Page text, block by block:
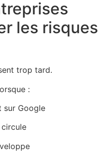
les risques
trop tard.
:
Google